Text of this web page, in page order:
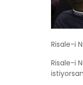
Risale-i
Risale-i